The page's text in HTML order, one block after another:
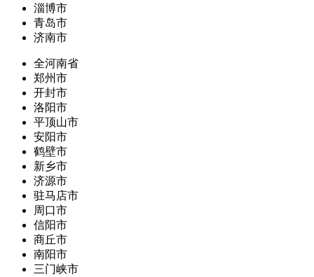
淄博市
青岛市
济南市
全河南省
郑州市
开封市
洛阳市
平顶山市
安阳市
鹤壁市
新乡市
济源市
驻马店市
周口市
信阳市
商丘市
南阳市
三门峡市